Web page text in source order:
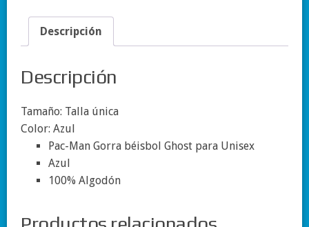
Descripción
Descripción
Tamaño: Talla única
Color: Azul
Pac-Man Gorra béisbol Ghost para Unisex
Azul
100% Algodón